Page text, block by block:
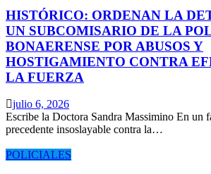
HISTÓRICO: ORDENAN LA
UN SUBCOMISARIO DE LA
BONAERENSE POR ABUSOS Y
HOSTIGAMIENTO CONTRA
LA FUERZA
julio 6, 2026
Escribe la Doctora Sandra Massimino En un
precedente insoslayable contra la…
POLICIALES